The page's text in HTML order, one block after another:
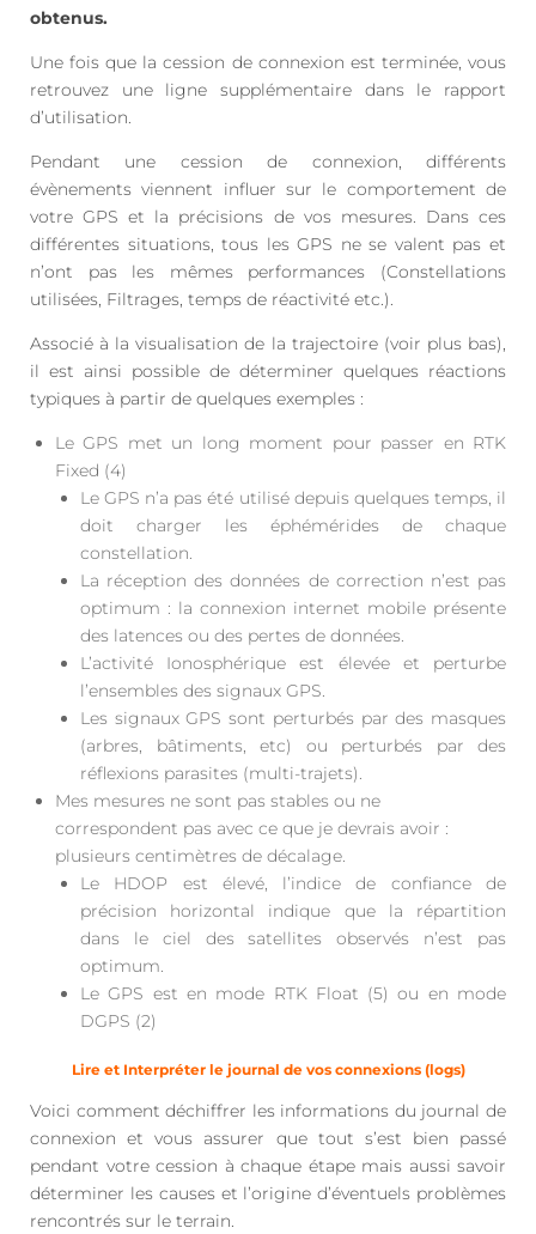
obtenus.
Une fois que la cession de connexion est terminée, vous
retrouvez une ligne supplémentaire dans le rapport
d’utilisation.
Pendant une cession de connexion, différents
évènements viennent influer sur le comportement de
votre GPS et la précisions de vos mesures. Dans ces
différentes situations, tous les GPS ne se valent pas et
n’ont pas les mêmes performances (Constellations
utilisées, Filtrages, temps de réactivité etc.).
Associé à la visualisation de la trajectoire (voir plus bas),
il est ainsi possible de déterminer quelques réactions
typiques à partir de quelques exemples :
Le GPS met un long moment pour passer en RTK
Fixed (4)
Le GPS n’a pas été utilisé depuis quelques temps, il
doit charger les éphémérides de chaque
constellation.
La réception des données de correction n’est pas
optimum : la connexion internet mobile présente
des latences ou des pertes de données.
L’activité Ionosphérique est élevée et perturbe
l’ensembles des signaux GPS.
Les signaux GPS sont perturbés par des masques
(arbres, bâtiments, etc) ou perturbés par des
réflexions parasites (multi-trajets).
Mes mesures ne sont pas stables ou ne
correspondent pas avec ce que je devrais avoir :
plusieurs centimètres de décalage.
Le HDOP est élevé, l’indice de confiance de
précision horizontal indique que la répartition
dans le ciel des satellites observés n’est pas
optimum.
Le GPS est en mode RTK Float (5) ou en mode
DGPS (2)
Lire et Interpréter le journal de vos connexions (logs)
Voici comment déchiffrer les informations du journal de
connexion et vous assurer que tout s’est bien passé
pendant votre cession à chaque étape mais aussi savoir
déterminer les causes et l’origine d’éventuels problèmes
rencontrés sur le terrain.